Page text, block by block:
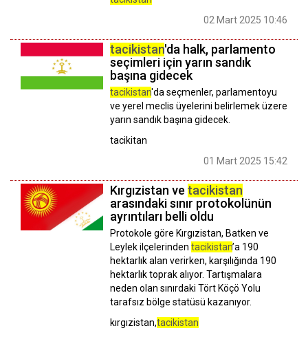
02 Mart 2025 10:46
tacikistan'da halk, parlamento
seçimleri için yarın sandık
başına gidecek
tacikistan'da seçmenler, parlamentoyu
ve yerel meclis üyelerini belirlemek üzere
yarın sandık başına gidecek.
tacikitan
01 Mart 2025 15:42
Kırgızistan ve tacikistan
arasındaki sınır protokolünün
ayrıntıları belli oldu
Protokole göre Kırgızistan, Batken ve
Leylek ilçelerinden tacikistan’a 190
hektarlık alan verirken, karşılığında 190
hektarlık toprak alıyor. Tartışmalara
neden olan sınırdaki Tört Köçö Yolu
tarafsız bölge statüsü kazanıyor.
kırgızistan,tacikistan